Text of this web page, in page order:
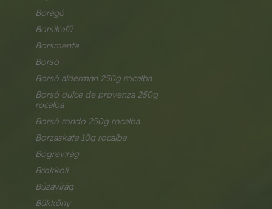
borágó
borsikafű
borsmenta
borsó
borsó alderman 250g rocalba
borsó dulce de provenza 250g
rocalba
borsó rondo 250g rocalba
borzaskata 10g rocalba
bögrevirág
brokkoli
búzavirág
bükköny